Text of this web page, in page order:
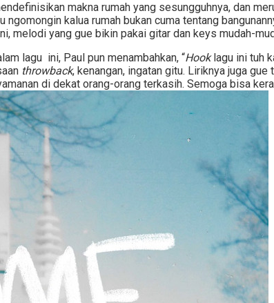
makna rumah yang sesungguhnya, dan
kalua rumah bukan cuma tentang
melodi yang gue bikin pakai gitar dan keys mudah-
lagu ini, Paul pun menambahkan, “Hooklagu ini tuh
throwback, kenangan, ingatan gitu. Liriknya juga
di dekat orang-orang terkasih. Semoga bisa